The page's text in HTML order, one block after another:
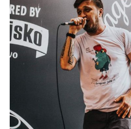
Feragosto JAM: Satnica
prijevoz vlakom i
04.08.2021.
slatina.net